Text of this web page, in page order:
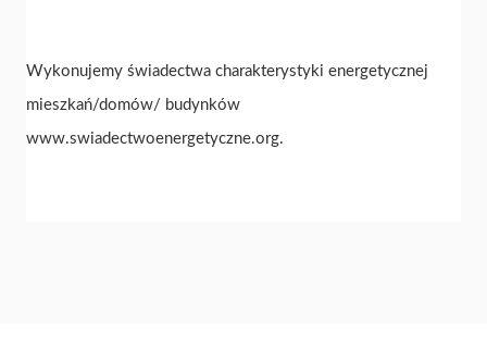
Wykonujemy świadectwa charakterystyki energetycznej
mieszkań/domów/ budynków
www.swiadectwoenergetyczne.org.